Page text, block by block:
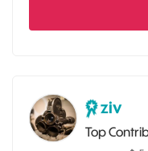
ziv
Top